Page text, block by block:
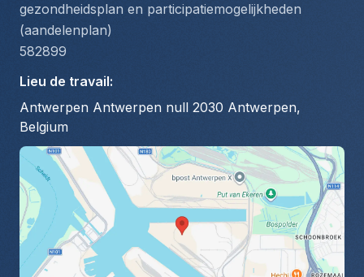
gezondheidsplan en participatiemogelijkheden
(aandelenplan)
582899
Lieu de travail:
Antwerpen Antwerpen null 2030 Antwerpen,
Belgium